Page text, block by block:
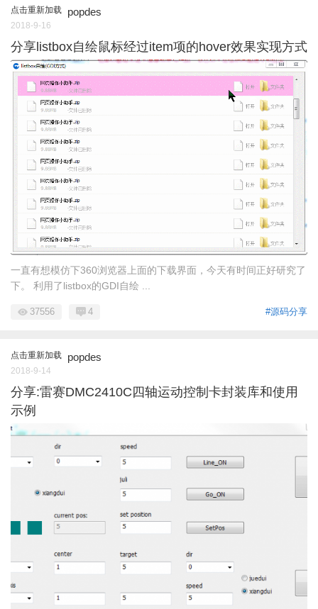
点击重新加载 popdes
2018-9-16
分享listbox自绘鼠标经过item项的hover效果实现方式
一直有想模仿下360浏览器上面的下载界面，今天有时间正好研究了
下。 利用了listbox的GDI自绘 ...
#源码分享
37556 4
点击重新加载 popdes
2018-9-14
分享:雷赛DMC2410C四轴运动控制卡封装库和使用
示例